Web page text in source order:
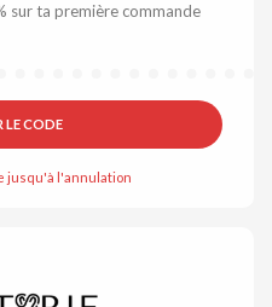
sur ta première commande
LE CODE
jusqu'à l'annulation